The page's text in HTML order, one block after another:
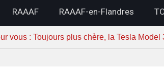
RAAAF RAAAF-en-Flandres
vous : Toujours plus chère, la Tesla